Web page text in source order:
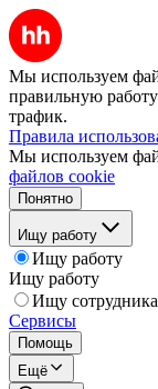
Мы используем
правильную
трафик.
Правила
Мы используем
файлов cookie
Понятно
Ищу работу
Ищу работу
Ищу работу
Ищу сотрудника
Сервисы
Помощь
Ещё